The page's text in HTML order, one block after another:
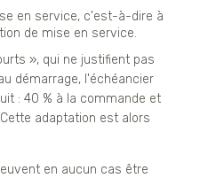
en service, c'est-à-dire à
de mise en service.
», qui ne justifient pas
démarrage, l'échéancier
: 40 % à la commande et
adaptation est alors
en aucun cas être